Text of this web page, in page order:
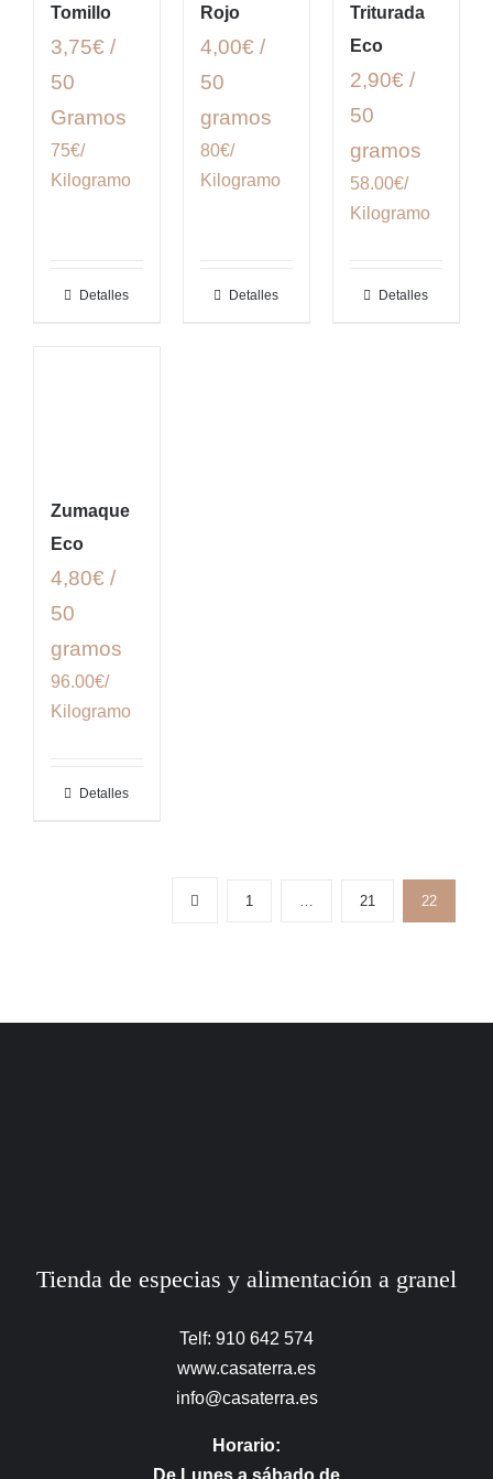
Tomillo
3,75€ /
50
Gramos
75€/
Kilogramo
Detalles
Rojo
4,00€ /
50
gramos
80€/
Kilogramo
Detalles
Triturada
Eco
2,90€ /
50
gramos
58.00€/
Kilogramo
Detalles
Zumaque
Eco
4,80€ /
50
gramos
96.00€/
Kilogramo
Detalles
1 21 22
Tienda de especias y alimentación a granel
Telf: 910 642 574
www.casaterra.es
info@casaterra.es
Horario: